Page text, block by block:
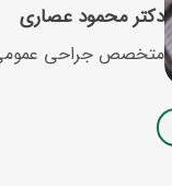
دکتر محمود عصاری
متخصص جراحی